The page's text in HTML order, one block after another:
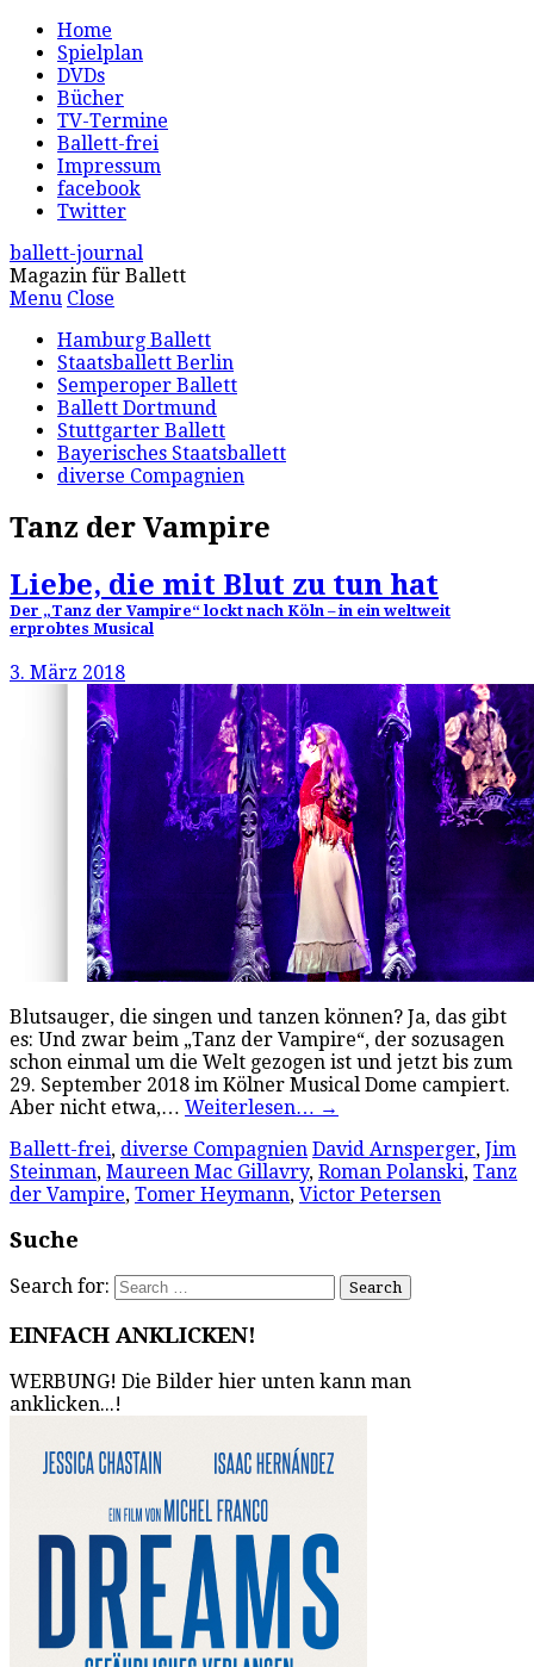
Home
Spielplan
DVDs
Bücher
TV-Termine
Ballett-frei
Impressum
facebook
Twitter
ballett-journal
Magazin für Ballett
Menu Close
Hamburg Ballett
Staatsballett Berlin
Semperoper Ballett
Ballett Dortmund
Stuttgarter Ballett
Bayerisches Staatsballett
diverse Compagnien
Tanz der Vampire
Liebe, die mit Blut zu tun hat
Der „Tanz der Vampire“ lockt nach Köln – in ein weltweit
erprobtes Musical
3. März 2018
Blutsauger, die singen und tanzen können? Ja, das gibt
es: Und zwar beim „Tanz der Vampire“, der sozusagen
schon einmal um die Welt gezogen ist und jetzt bis zum
29. September 2018 im Kölner Musical Dome campiert.
Aber nicht etwa,… Weiterlesen… →
Ballett-frei, diverse Compagnien David Arnsperger, Jim
Steinman, Maureen Mac Gillavry, Roman Polanski, Tanz
der Vampire, Tomer Heymann, Victor Petersen
Suche
Search for:
EINFACH ANKLICKEN!
WERBUNG! Die Bilder hier unten kann man
anklicken...!